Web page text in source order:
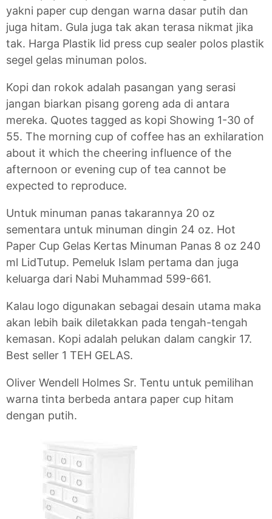
yakni paper cup dengan warna dasar putih dan
juga hitam. Gula juga tak akan terasa nikmat jika
tak. Harga Plastik lid press cup sealer polos plastik
segel gelas minuman polos.
Kopi dan rokok adalah pasangan yang serasi
jangan biarkan pisang goreng ada di antara
mereka. Quotes tagged as kopi Showing 1-30 of
55. The morning cup of coffee has an exhilaration
about it which the cheering influence of the
afternoon or evening cup of tea cannot be
expected to reproduce.
Untuk minuman panas takarannya 20 oz
sementara untuk minuman dingin 24 oz. Hot
Paper Cup Gelas Kertas Minuman Panas 8 oz 240
ml LidTutup. Pemeluk Islam pertama dan juga
keluarga dari Nabi Muhammad 599-661.
Kalau logo digunakan sebagai desain utama maka
akan lebih baik diletakkan pada tengah-tengah
kemasan. Kopi adalah pelukan dalam cangkir 17.
Best seller 1 TEH GELAS.
Oliver Wendell Holmes Sr. Tentu untuk pemilihan
warna tinta berbeda antara paper cup hitam
dengan putih.